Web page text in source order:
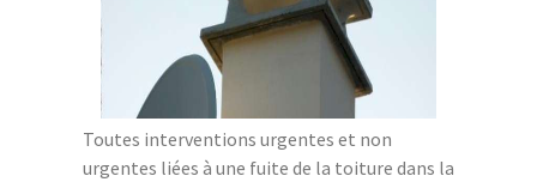
Toutes interventions urgentes et non
urgentes liées à une fuite de la toiture dans la